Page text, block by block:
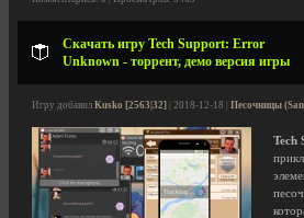
Скачать игру Tech Support: Error
Unknown - торрент, демо версия игры
Игру добавил Kusko [2563|32] | 2018-12-18 | Песочницы
Tech